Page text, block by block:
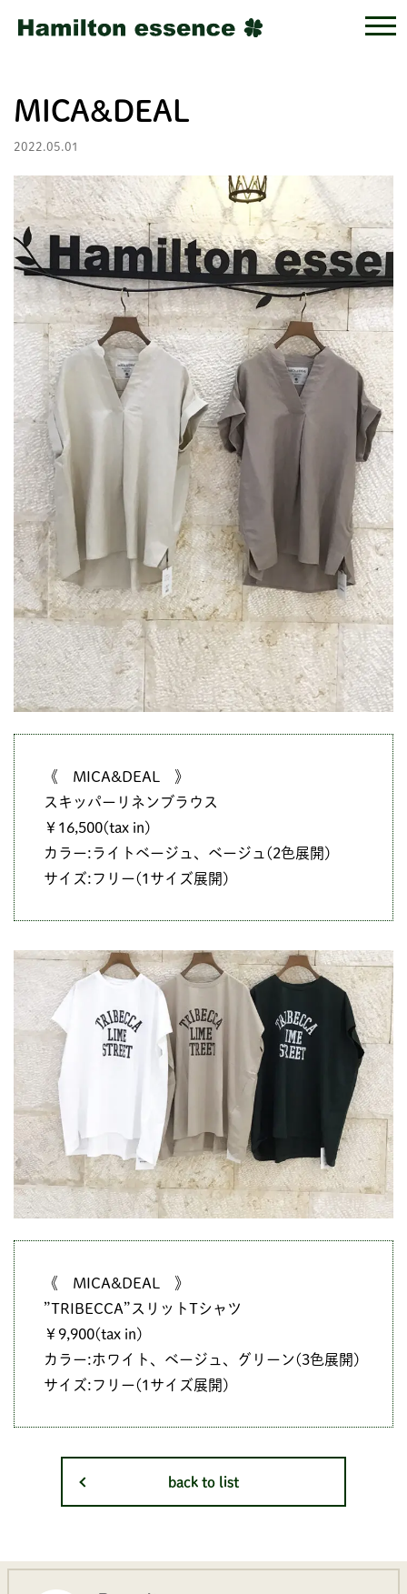
MICA&DEAL
2022.05.01
《 MICA&DEAL 》
スキッパーリネンブラウス
￥16,500(tax in)
カラー:ライトベージュ、ベージュ(2色展開)
サイズ:フリー(1サイズ展開)
《 MICA&DEAL 》
”TRIBECCA”スリットTシャツ
￥9,900(tax in)
カラー:ホワイト、ベージュ、グリーン(3色展開)
サイズ:フリー(1サイズ展開)
back to list